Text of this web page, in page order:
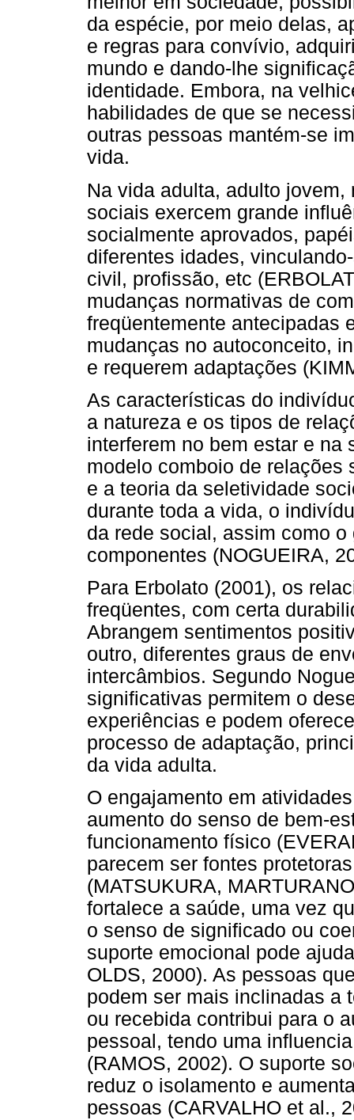
da espécie, por meio delas,
e regras para convívio,
mundo e dando-lhe
identidade. Embora, na
habilidades de que se
outras pessoas mantém-se
vida.
Na vida adulta, adulto
sociais exercem grande
socialmente aprovados,
diferentes idades,
civil, profissão, etc
mudanças normativas de
freqüentemente antecipadas
mudanças no autoconceito,
e requerem adaptações
As características do
a natureza e os tipos de
interferem no bem estar e na
modelo comboio de relações
e a teoria da seletividade
durante toda a vida, o
da rede social, assim como
componentes (NOGUEIRA,
Para Erbolato (2001), os
freqüentes, com certa
Abrangem sentimentos
outro, diferentes graus de
intercâmbios. Segundo
significativas permitem o
experiências e podem
processo de adaptação,
da vida adulta.
O engajamento em
aumento do senso de bem-
funcionamento físico
parecem ser fontes
(MATSUKURA,
fortalece a saúde, uma vez
o senso de significado ou
suporte emocional pode
OLDS, 2000). As pessoas
podem ser mais inclinadas a
ou recebida contribui para o
pessoal, tendo uma
(RAMOS, 2002). O suporte
reduz o isolamento e
pessoas (CARVALHO et al.,